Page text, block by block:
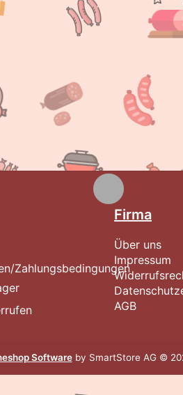
Zahlungsbedingungen
Firma
Über uns
Impressum
AGB
Softwareby SmartStore AG ©